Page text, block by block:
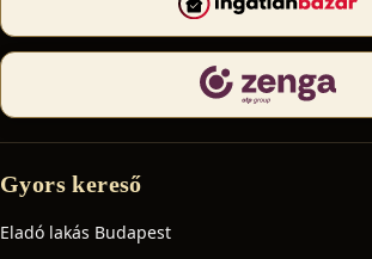
Gyors kereső
Eladó lakás Budapest